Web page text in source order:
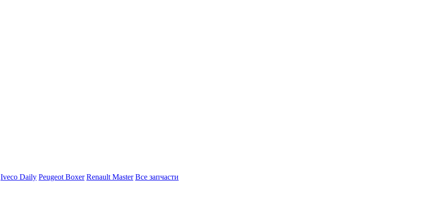
Iveco Daily Peugeot Boxer Renault Master Все запчасти